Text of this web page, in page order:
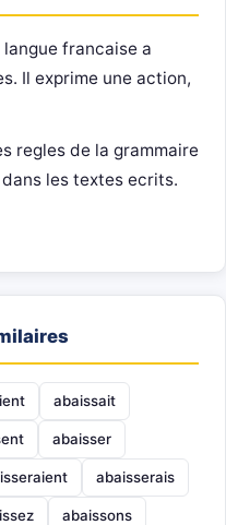
francaise a
Il exprime une action,
regles de la grammaire
les textes ecrits.
abaissait
abaisser
abaisserais
abaissons